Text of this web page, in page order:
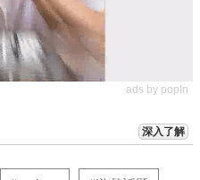
ads by popIn
深入了解